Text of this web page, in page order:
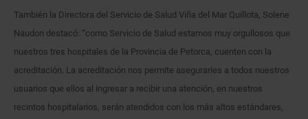
También la Directora del Servicio de Salud Viña del Mar Quillota, Solene
Naudon destacó: “como Servicio de Salud estamos muy orgullosos que
nuestros tres hospitales de la Provincia de Petorca, cuenten con la
acreditación. La acreditación nos permite asegurarles a todos nuestros
usuarios que ellos al ingresar a recibir una atención, en nuestros
recintos hospitalarios, serán atendidos con los más altos estándares,